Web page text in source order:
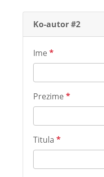
Ko-autor #2
Ime *
Prezime *
Titula *